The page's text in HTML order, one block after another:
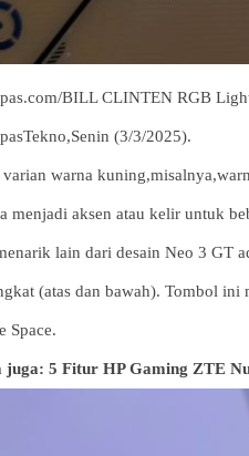
BILL CLINTEN RGB
(3/3/2025).
varian warna
menjadi aksen atau kelir untuk
lain dari desain Neo 3 GT
(atas dan bawah). Tombol
Space.
juga: 5 Fitur HP Gaming ZTE